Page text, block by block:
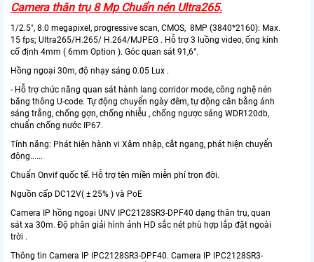
Camera thân trụ 8 Mp Chuẩn nén Ultra265.
1/2.5", 8.0 megapixel, progressive scan, CMOS, 8MP (3840*2160): Max.
15 fps; Ultra265/H.265/ H.264/MJPEG . Hỗ trợ 3 luồng video, ống kính
cố định 4mm ( 6mm Option ). Góc quan sát 91,6°.
Hồng ngoại 30m, độ nhạy sáng 0.05 Lux .
- Hỗ trợ chức năng quan sát hành lang corridor mode, công nghệ nén
băng thông U-code. Tự động chuyển ngày đêm, tự động cân bằng ánh
sáng trắng, chống gợn, chống nhiễu , chống ngược sáng WDR120db,
chuẩn chống nước IP67.
Tính năng: Phát hiện hành vi Xâm nhập, cắt ngang, phát hiện chuyển
động......
Chuẩn Onvif quốc tế. Hỗ trợ tên miền miễn phí trọn đời.
Nguồn cấp DC12V( ± 25% ) và PoE
Camera IP hồng ngoại UNV IPC2128SR3-DPF40 dạng thân trụ, quan
sát xa 30m. Độ phân giải hình ảnh HD sắc nét phù hợp lắp đặt ngoài
trời .
Thông tin Camera IP IPC2128SR3-DPF40. Camera IP IPC2128SR3-